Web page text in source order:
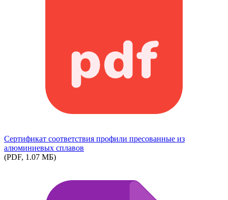
Сертификат соответствия профили пресованные из
алюминиевых сплавов
(PDF, 1.07 МБ)